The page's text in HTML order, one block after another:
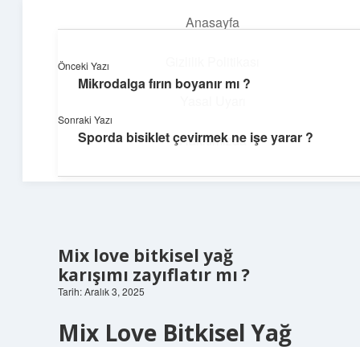
Anasayfa
Hakkımızda
Topluluk ve İlham
Mix love bitkisel yağ
karışımı zayıflatır mı ?
Tarih: Aralık 3, 2025
Mix Love Bitkisel Yağ
Önceki Yazı
Mikrodalga fırın boyanır mı ?
Sonraki Yazı
Sporda bisiklet çevirmek ne işe yarar ?